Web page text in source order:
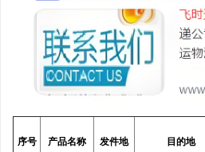
序号 产品名称 发件地 目的地